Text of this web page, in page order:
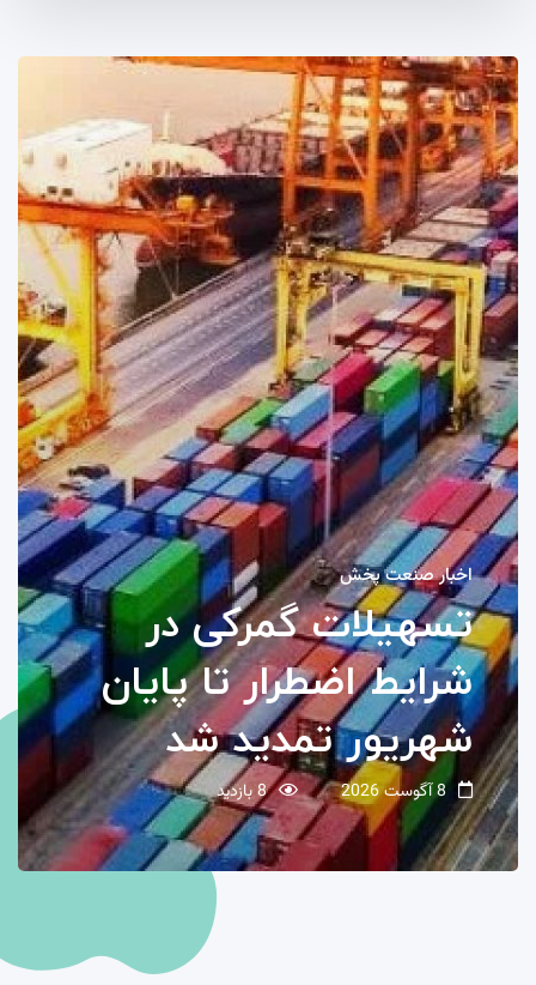
اخبار صنعت پخش
تسهیلات گمرکی در
شرایط اضطرار تا پایان
شهریور تمدید شد
8 آگوست 2026 8 بازدید